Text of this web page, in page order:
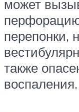
может
перепонки,
также
воспаления.